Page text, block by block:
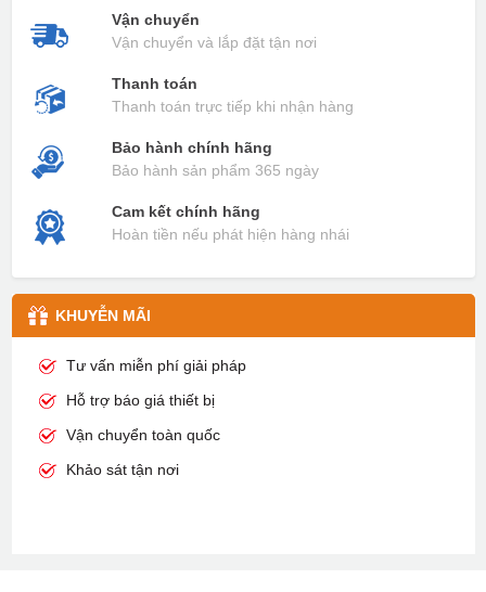
Vận chuyển
Vận chuyển và lắp đặt tận nơi
Thanh toán
Thanh toán trực tiếp khi nhận hàng
Bảo hành chính hãng
Bảo hành sản phẩm 365 ngày
Cam kết chính hãng
Hoàn tiền nếu phát hiện hàng nhái
KHUYỄN MÃI
Tư vấn miễn phí giải pháp
Hỗ trợ báo giá thiết bị
Vận chuyển toàn quốc
Khảo sát tận nơi